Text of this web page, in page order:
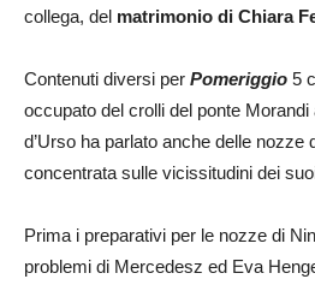
collega, del matrimonio di Chiara
Contenuti diversi per Pomeriggio 5
occupato del crolli del ponte
d’Urso ha parlato anche delle nozze
concentrata sulle vicissitudini dei
Prima i preparativi per le nozze di
problemi di Mercedesz ed Eva